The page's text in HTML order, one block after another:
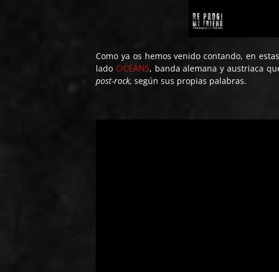
Como ya os hemos venido contando, en
lado OCEANS, banda alemana y austriaca
post-rock, según sus propias palabras.